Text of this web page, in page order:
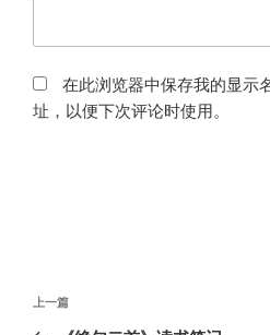
在此浏览器中保存我的显示
址，以便下次评论时使用。
文
上上一篇